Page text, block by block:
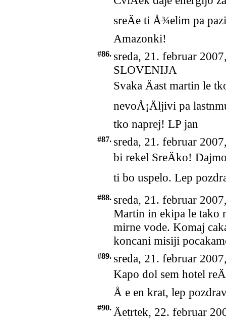
sreÄe ti Å¾elim pa
Amazonki!
#86. sreda, 21. februar
SLOVENIJA
Svaka Äast martin le
nevoÅ¡Äljivi pa
tko naprej! LP jan
#87. sreda, 21. februar
bi rekel SreÄko!
ti bo uspelo. Lep
#88. sreda, 21. februar
Martin in ekipa le tako
mirne vode. Komaj
koncani misiji
#89. sreda, 21. februar
Kapo dol sem hotel
Å e en krat, lep
#90. Äetrtek, 22. februar